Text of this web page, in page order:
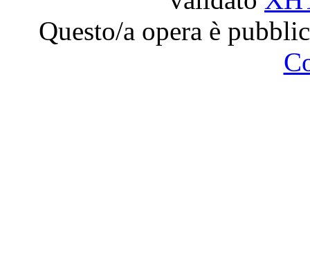
Questo/a opera è